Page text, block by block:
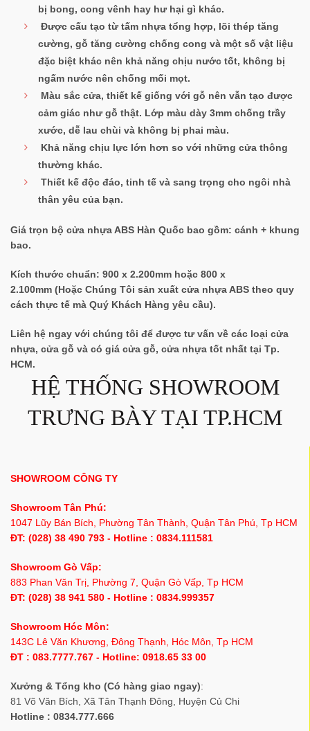
bị bong, cong vênh hay hư hại gì khác.
Được cấu tạo từ tấm nhựa tổng hợp, lõi thép tăng
cường, gỗ tăng cường chống cong và một số vật liệu
đặc biệt khác nên khả năng chịu nước tốt, không bị
ngấm nước nên chống mối mọt.
Màu sắc cửa, thiết kế giống với gỗ nên vẫn tạo được
cảm giác như gỗ thật. Lớp màu dày 3mm chống trầy
xước, dễ lau chùi và không bị phai màu.
Khả năng chịu lực lớn hơn so với những cửa thông
thường khác.
Thiết kế độc đáo, tinh tế và sang trọng cho ngôi nhà
thân yêu của bạn.
Giá trọn bộ cửa nhựa ABS Hàn Quốc bao gồm: cánh + khung
bao.
Kích thước chuẩn: 900 x 2.200mm hoặc 800 x
2.100mm (Hoặc Chúng Tôi sản xuất cửa nhựa ABS theo quy
cách thực tế mà Quý Khách Hàng yêu cầu).
Liên hệ ngay với chúng tôi để được tư vấn về các loại cửa
nhựa, cửa gỗ và có giá cửa gỗ, cửa nhựa tốt nhất tại Tp.
HCM.
HỆ THỐNG SHOWROOM
TRƯNG BÀY TẠI TP.HCM
SHOWROOM CÔNG TY
Showroom Tân Phú:
1047 Lũy Bán Bích, Phường Tân Thành, Quận Tân Phú, Tp HCM
ĐT: (028) 38 490 793 - Hotline : 0834.111581
Showroom Gò Vấp:
883 Phan Văn Trị, Phường 7, Quận Gò Vấp, Tp HCM
ĐT: (028) 38 941 580 - Hotline : 0834.999357
Showroom Hóc Môn:
143C Lê Văn Khương, Đông Thạnh, Hóc Môn, Tp HCM
ĐT : 083.7777.767 - Hotline: 0918.65 33 00
Xưởng & Tổng kho (Có hàng giao ngay):
81 Võ Văn Bích, Xã Tân Thạnh Đông, Huyện Củ Chi
Hotline : 0834.777.666